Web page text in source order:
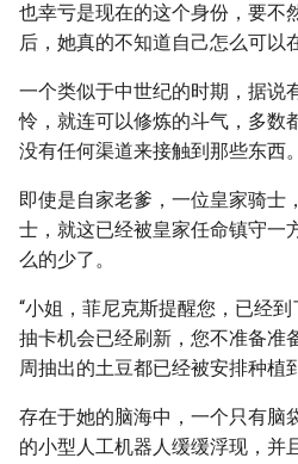
也幸亏是现在的这个身份，要不
后，她真的不知道自己怎么可以
一个类似于中世纪的时期，据说
怜，就连可以修炼的斗气，多数
没有任何渠道来接触到那些东西。
即使是自家老爹，一位皇家骑士
士，就这已经被皇家任命镇守一
么的少了。
“小姐，菲尼克斯提醒您，已经
抽卡机会已经刷新，您不准备准
周抽出的土豆都已经被安排种植
存在于她的脑海中，一个只有脑
的小型人工机器人缓缓浮现，并